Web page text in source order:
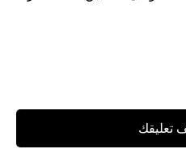
تعليقك